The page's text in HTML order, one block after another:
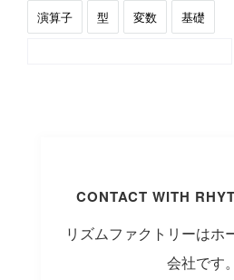
演算子 型 変数 基礎
CONTACT WITH
リズムファクトリーはホ
会社です。